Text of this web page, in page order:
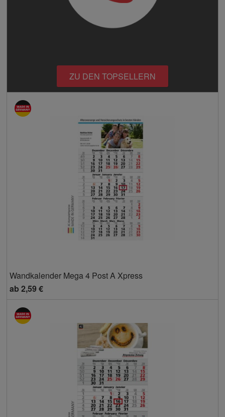
ZU DEN TOPSELLERN
Wandkalender Mega 4 Post A Xpress
ab 2,59 €